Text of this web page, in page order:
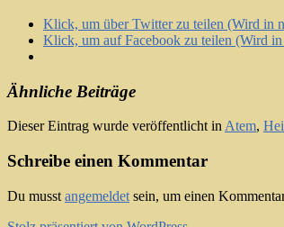
Klick, um über Twitter zu teilen (Wird in
Klick, um auf Facebook zu teilen (Wird in
Ähnliche Beiträge
Dieser Eintrag wurde veröffentlicht in Atem,
Schreibe einen Kommentar
Du musst angemeldet sein, um einen